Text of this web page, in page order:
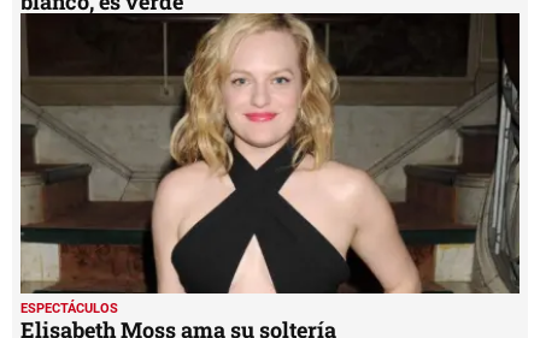
ESPECTÁCULOS
Elisabeth Moss ama su soltería